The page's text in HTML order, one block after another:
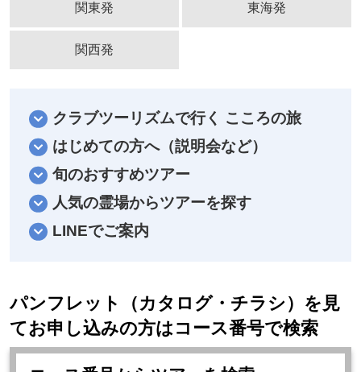
関東発 東海発
関西発
クラブツーリズムで行く こころの旅
はじめての方へ（説明会など）
旬のおすすめツアー
人気の霊場からツアーを探す
LINEでご案内
パンフレット（カタログ・チラシ）を見
てお申し込みの方はコース番号で検索